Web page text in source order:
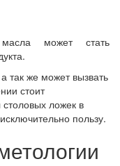
может стать
так же может вызвать
стоит
ложек в
пользу.